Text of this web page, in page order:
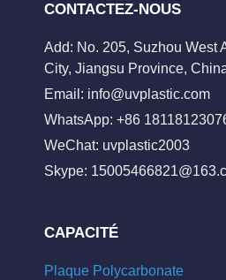
CONTACTEZ-NOUS
Add: No. 205, Suzhou West
City, Jiangsu Province,
Email: info@uvplastic.com
WhatsApp: +86
WeChat: uvplastic2003
Skype:
CAPACITÉ
Plaque Polycarbonate